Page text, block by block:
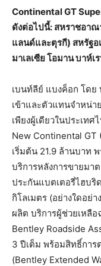
Continental GT
ดังต่อไปนี้: สหราชอาณ
แลนด์และตุรกี) สหรัฐอ
มาเลเซีย โอมาน บาห์เ
เบนท์ลีย์ แบงค็อก โดย
เข้าและตัวแทนจำหน่า
เพียงผู้เดียวในประเท
New Continental GT
เริ่มต้น 21.9 ล้านบาท
บริการหลังการขายมา
ประกันแบตเตอรี่ไฮบริ
กิโลเมตร (อย่างใดอย่
ผลิต บริการผู้ช่วยเหลื
Bentley Roadside
3 ปีเต็ม พร้อมสิทธิ์การ
(Bentley Extended